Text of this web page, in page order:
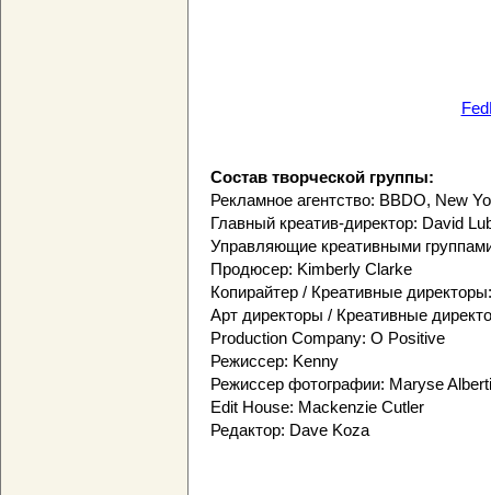
Состав творческой группы:
Рекламное агентство: BBDO, New
Главный креатив-директор: David
Управляющие креативными
Продюсер: Kimberly Clarke
Копирайтер / Креативные
Арт директоры / Креативные
Production Company: O Positive
Режиссер: Kenny
Режиссер фотографии: Maryse Alberti
Edit House: Mackenzie Cutler
Редактор: Dave Koza